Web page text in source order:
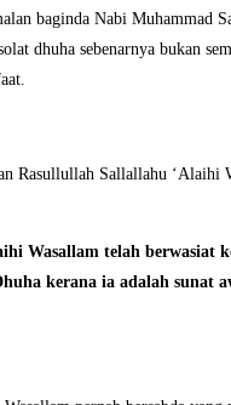
baginda Nabi
dhuha sebenarnya bukan
Rasullullah Sallallahu ‘Alaihi
Wasallam telah
kerana ia adalah